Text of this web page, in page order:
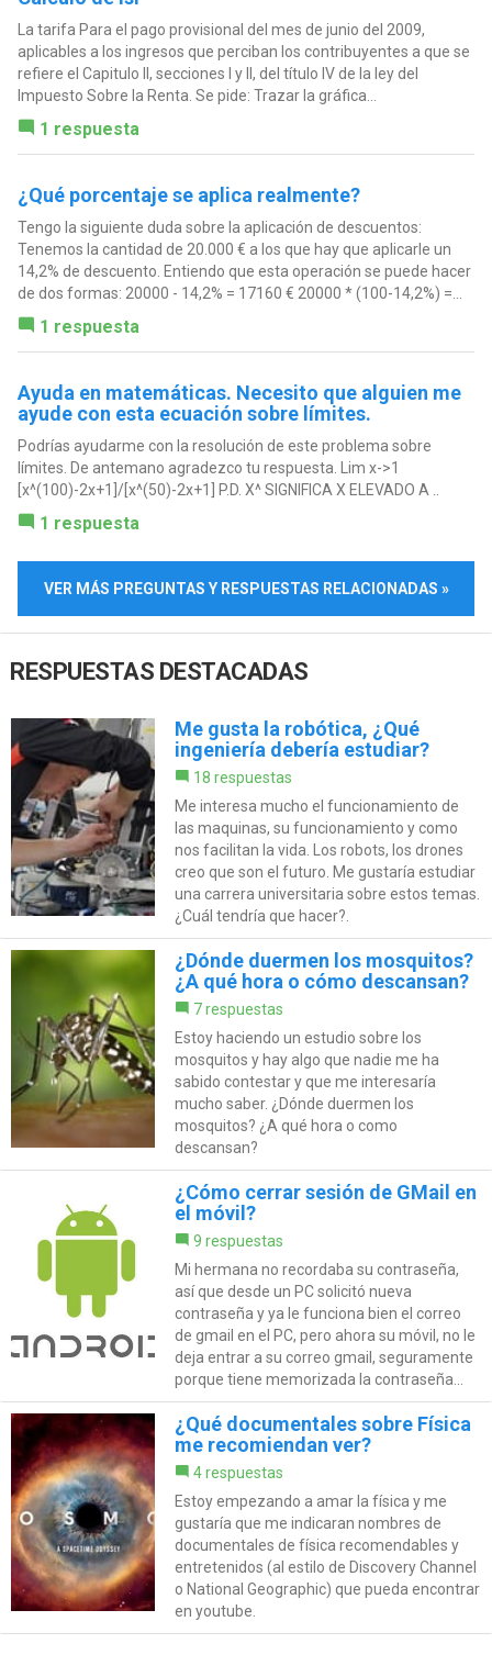
La tarifa Para el pago provisional del mes de junio del 2009,
aplicables a los ingresos que perciban los contribuyentes a que se
refiere el Capitulo II, secciones I y II, del título IV de la ley del
Impuesto Sobre la Renta. Se pide: Trazar la gráfica...
1 respuesta
¿Qué porcentaje se aplica realmente?
Tengo la siguiente duda sobre la aplicación de descuentos:
Tenemos la cantidad de 20.000 € a los que hay que aplicarle un
14,2% de descuento. Entiendo que esta operación se puede hacer
de dos formas: 20000 - 14,2% = 17160 € 20000 * (100-14,2%) =...
1 respuesta
Ayuda en matemáticas. Necesito que alguien me
ayude con esta ecuación sobre límites.
Podrías ayudarme con la resolución de este problema sobre
límites. De antemano agradezco tu respuesta. Lim x->1
[x^(100)-2x+1]/[x^(50)-2x+1] P.D. X^ SIGNIFICA X ELEVADO A ..
1 respuesta
VER MÁS PREGUNTAS Y RESPUESTAS RELACIONADAS »
RESPUESTAS DESTACADAS
Me gusta la robótica, ¿Qué
ingeniería debería estudiar?
18 respuestas
Me interesa mucho el funcionamiento de
las maquinas, su funcionamiento y como
nos facilitan la vida. Los robots, los drones
creo que son el futuro. Me gustaría estudiar
una carrera universitaria sobre estos temas.
¿Cuál tendría que hacer?.
¿Dónde duermen los mosquitos?
¿A qué hora o cómo descansan?
7 respuestas
Estoy haciendo un estudio sobre los
mosquitos y hay algo que nadie me ha
sabido contestar y que me interesaría
mucho saber. ¿Dónde duermen los
mosquitos? ¿A qué hora o como
descansan?
¿Cómo cerrar sesión de GMail en
el móvil?
9 respuestas
Mi hermana no recordaba su contraseña,
así que desde un PC solicitó nueva
contraseña y ya le funciona bien el correo
de gmail en el PC, pero ahora su móvil, no le
deja entrar a su correo gmail, seguramente
porque tiene memorizada la contraseña...
¿Qué documentales sobre Física
me recomiendan ver?
4 respuestas
Estoy empezando a amar la física y me
gustaría que me indicaran nombres de
documentales de física recomendables y
entretenidos (al estilo de Discovery Channel
o National Geographic) que pueda encontrar
en youtube.